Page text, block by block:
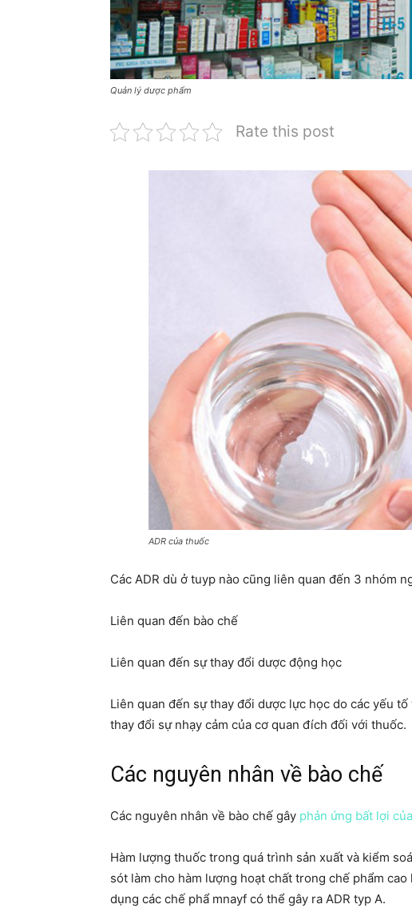
Quản lý dược phẩm
Rate this post
ADR của thuốc
Các ADR dù ở tuyp nào cũng liên quan đến 3 nhóm
Liên quan đến bào chế
Liên quan đến sự thay đổi dược động học
Liên quan đến sự thay đổi dược lực học do các yếu
thay đổi sự nhạy cảm của cơ quan đích đối với thuốc.
Các nguyên nhân về bào chế
Các nguyên nhân về bào chế gây phản ứng bất lợi
Hàm lượng thuốc trong quá trình sản xuất và kiểm
sót làm cho hàm lượng hoạt chất trong chế phẩm
dụng các chế phẩ mnayf có thể gây ra ADR typ A.